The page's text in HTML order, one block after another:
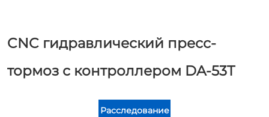
CNC гидравлический пресс-
тормоз с контроллером DA-53T
Расследование